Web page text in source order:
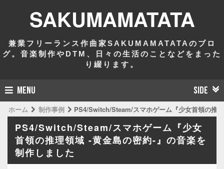
SAKUMAMATATA
兼業フリーランス作曲家SAKUMAMATATAのブロ
グ。音楽制作やDTM、日々の生活のことなどをまった
り綴ります。
MENU SIDE
ホーム 制作事例 PS4/Switch/Steam/スマホゲーム『少女首領の推
PS4/Switch/Steam/スマホゲーム『少女
首領の推理領域 -黄金島の密約-』の音楽を
制作しました